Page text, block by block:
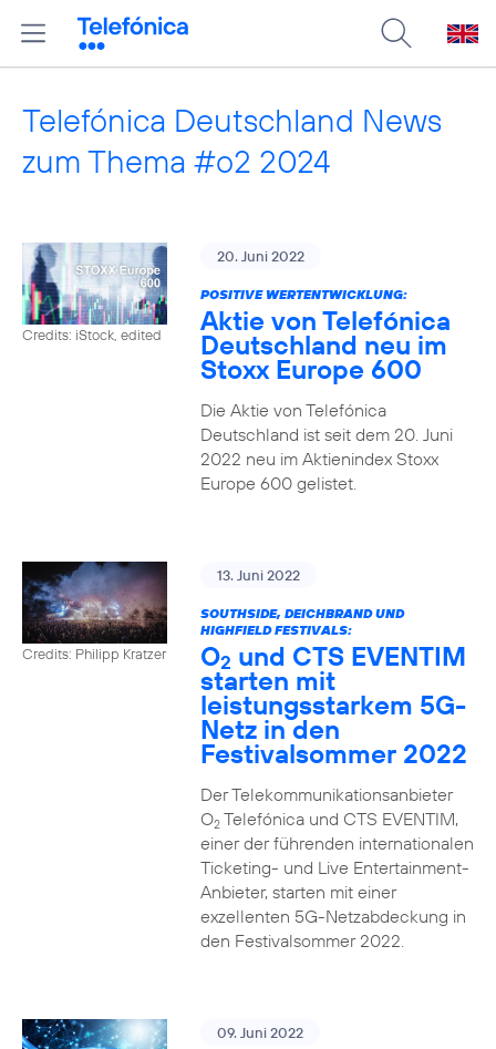
Telefónica Deutschland News
zum Thema #o2 2024
Credits: iStock, edited
20. Juni 2022
POSITIVE WERTENTWICKLUNG:
Aktie von Telefónica
Deutschland neu im
Stoxx Europe 600
Die Aktie von Telefónica
Deutschland ist seit dem 20. Juni
2022 neu im Aktienindex Stoxx
Europe 600 gelistet.
Credits: Philipp Kratzer
13. Juni 2022
SOUTHSIDE, DEICHBRAND UND
HIGHFIELD FESTIVALS:
O2 und CTS EVENTIM
starten mit
leistungsstarkem 5G-
Netz in den
Festivalsommer 2022
Der Telekommunikationsanbieter
O2Telefónica und CTS EVENTIM,
einer der führenden internationalen
Ticketing- und Live Entertainment-
Anbieter, starten mit einer
exzellenten 5G-Netzabdeckung in
den Festivalsommer 2022.
09. Juni 2022